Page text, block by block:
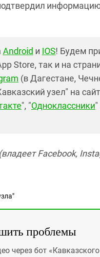
Android и IOS! Будем
Store, так и на
(в Дагестане,
узел" на
", "Одноклассники"
Facebook,
проблемы
через бот